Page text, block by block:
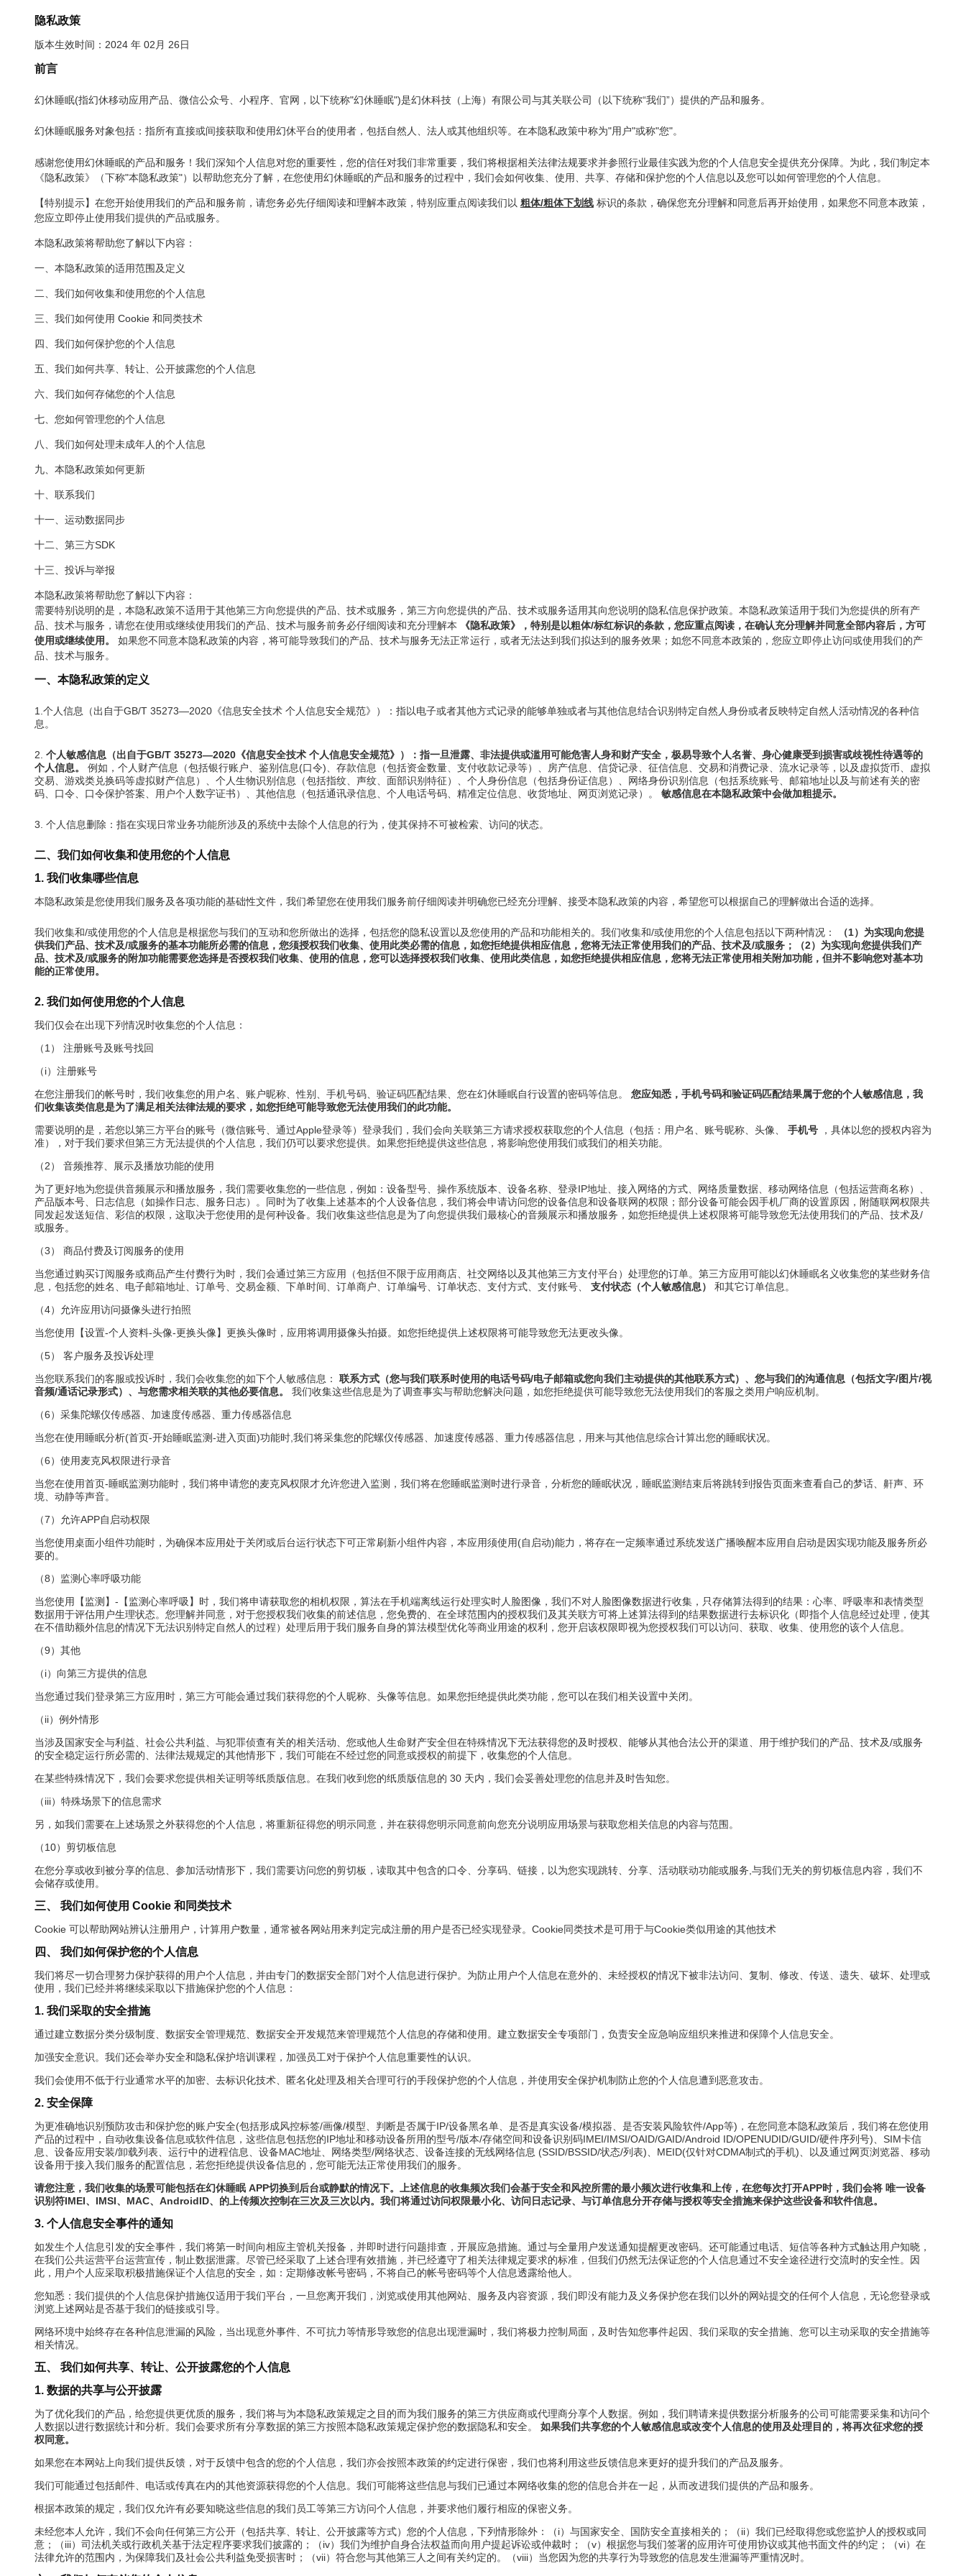
隐私政策
版本生效时间：2024 年 02月 26日
前言
幻休睡眠(指幻休移动应用产品、微信公众号、小程序、官网，以下统称"幻休睡眠")是幻休科技（上海）有限公司与其关联公司（以下统称“我们”）提供的产品和服务。
幻休睡眠服务对象包括：指所有直接或间接获取和使用幻休平台的使用者，包括自然人、法人或其他组织等。在本隐私政策中称为"用户"或称"您"。
感谢您使用幻休睡眠的产品和服务！我们深知个人信息对您的重要性，您的信任对我们非常重要，我们将根据相关法律法规要求并参照行业最佳实践为您的个人信息安全提供充分保障。为此，我们制定本
《隐私政策》（下称"本隐私政策"）以帮助您充分了解，在您使用幻休睡眠的产品和服务的过程中，我们会如何收集、使用、共享、存储和保护您的个人信息以及您可以如何管理您的个人信息。
【特别提示】在您开始使用我们的产品和服务前，请您务必先仔细阅读和理解本政策，特别应重点阅读我们以 粗体/粗体下划线标识的条款，确保您充分理解和同意后再开始使用，如果您不同意本政策，
您应立即停止使用我们提供的产品或服务。
本隐私政策将帮助您了解以下内容：
一、本隐私政策的适用范围及定义
二、我们如何收集和使用您的个人信息
三、我们如何使用 Cookie 和同类技术
四、我们如何保护您的个人信息
五、我们如何共享、转让、公开披露您的个人信息
六、我们如何存储您的个人信息
七、您如何管理您的个人信息
八、我们如何处理未成年人的个人信息
九、本隐私政策如何更新
十、联系我们
十一、运动数据同步
十二、第三方SDK
十三、投诉与举报
本隐私政策将帮助您了解以下内容：
需要特别说明的是，本隐私政策不适用于其他第三方向您提供的产品、技术或服务，第三方向您提供的产品、技术或服务适用其向您说明的隐私信息保护政策。本隐私政策适用于我们为您提供的所有产
品、技术与服务，请您在使用或继续使用我们的产品、技术与服务前务必仔细阅读和充分理解本
《隐私政策》，特别是以粗体/标红标识的条款，您应重点阅读，在确认充分理解并同意全部内容后，方可
使用或继续使用。 如果您不同意本隐私政策的内容，将可能导致我们的产品、技术与服务无法正常运行，或者无法达到我们拟达到的服务效果；如您不同意本政策的，您应立即停止访问或使用我们的产
品、技术与服务。
一、本隐私政策的定义
1.个人信息（出自于GB/T 35273—2020《信息安全技术 个人信息安全规范》）：指以电子或者其他方式记录的能够单独或者与其他信息结合识别特定自然人身份或者反映特定自然人活动情况的各种信
息。
2. 个人敏感信息（出自于GB/T 35273—2020《信息安全技术 个人信息安全规范》）：指一旦泄露、非法提供或滥用可能危害人身和财产安全，极易导致个人名誉、身心健康受到损害或歧视性待遇等的
个人信息。 例如，个人财产信息（包括银行账户、鉴别信息(口令)、存款信息（包括资金数量、支付收款记录等）、房产信息、信贷记录、征信信息、交易和消费记录、流水记录等，以及虚拟货币、虚拟
交易、游戏类兑换码等虚拟财产信息）、个人生物识别信息（包括指纹、声纹、面部识别特征）、个人身份信息（包括身份证信息）、网络身份识别信息（包括系统账号、邮箱地址以及与前述有关的密
码、口令、口令保护答案、用户个人数字证书）、其他信息（包括通讯录信息、个人电话号码、精准定位信息、收货地址、网页浏览记录）。 敏感信息在本隐私政策中会做加粗提示。
3. 个人信息删除：指在实现日常业务功能所涉及的系统中去除个人信息的行为，使其保持不可被检索、访问的状态。
二、我们如何收集和使用您的个人信息
1. 我们收集哪些信息
本隐私政策是您使用我们服务及各项功能的基础性文件，我们希望您在使用我们服务前仔细阅读并明确您已经充分理解、接受本隐私政策的内容，希望您可以根据自己的理解做出合适的选择。
我们收集和/或使用您的个人信息是根据您与我们的互动和您所做出的选择，包括您的隐私设置以及您使用的产品和功能相关的。我们收集和/或使用您的个人信息包括以下两种情况：
（1）为实现向您提
供我们产品、技术及/或服务的基本功能所必需的信息，您须授权我们收集、使用此类必需的信息，如您拒绝提供相应信息，您将无法正常使用我们的产品、技术及/或服务；（2）为实现向您提供我们产
品、技术及/或服务的附加功能需要您选择是否授权我们收集、使用的信息，您可以选择授权我们收集、使用此类信息，如您拒绝提供相应信息，您将无法正常使用相关附加功能，但并不影响您对基本功
能的正常使用。
2. 我们如何使用您的个人信息
我们仅会在出现下列情况时收集您的个人信息：
（1） 注册账号及账号找回
（i）注册账号
在您注册我们的帐号时，我们收集您的用户名、账户昵称、性别、手机号码、验证码匹配结果、您在幻休睡眠自行设置的密码等信息。 您应知悉，手机号码和验证码匹配结果属于您的个人敏感信息，我
们收集该类信息是为了满足相关法律法规的要求，如您拒绝可能导致您无法使用我们的此功能。
需要说明的是，若您以第三方平台的账号（微信账号、通过Apple登录等）登录我们，我们会向关联第三方请求授权获取您的个人信息（包括：用户名、账号昵称、头像、 手机号
，具体以您的授权内容为
准），对于我们要求但第三方无法提供的个人信息，我们仍可以要求您提供。如果您拒绝提供这些信息，将影响您使用我们或我们的相关功能。
（2） 音频推荐、展示及播放功能的使用
为了更好地为您提供音频展示和播放服务，我们需要收集您的一些信息，例如：设备型号、操作系统版本、设备名称、登录IP地址、接入网络的方式、网络质量数据、移动网络信息（包括运营商名称）、
产品版本号、日志信息（如操作日志、服务日志）。同时为了收集上述基本的个人设备信息，我们将会申请访问您的设备信息和设备联网的权限；部分设备可能会因手机厂商的设置原因，附随联网权限共
同发起发送短信、彩信的权限，这取决于您使用的是何种设备。我们收集这些信息是为了向您提供我们最核心的音频展示和播放服务，如您拒绝提供上述权限将可能导致您无法使用我们的产品、技术及/
或服务。
（3） 商品付费及订阅服务的使用
当您通过购买订阅服务或商品产生付费行为时，我们会通过第三方应用（包括但不限于应用商店、社交网络以及其他第三方支付平台）处理您的订单。第三方应用可能以幻休睡眠名义收集您的某些财务信
息，包括您的姓名、电子邮箱地址、订单号、交易金额、下单时间、订单商户、订单编号、订单状态、支付方式、支付账号、 支付状态（个人敏感信息） 和其它订单信息。
（4）允许应用访问摄像头进行拍照
当您使用【设置-个人资料-头像-更换头像】更换头像时，应用将调用摄像头拍摄。如您拒绝提供上述权限将可能导致您无法更改头像。
（5） 客户服务及投诉处理
当您联系我们的客服或投诉时，我们会收集您的如下个人敏感信息： 联系方式（您与我们联系时使用的电话号码/电子邮箱或您向我们主动提供的其他联系方式）、您与我们的沟通信息（包括文字/图片/视
音频/通话记录形式）、与您需求相关联的其他必要信息。 我们收集这些信息是为了调查事实与帮助您解决问题，如您拒绝提供可能导致您无法使用我们的客服之类用户响应机制。
（6）采集陀螺仪传感器、加速度传感器、重力传感器信息
当您在使用睡眠分析(首页-开始睡眠监测-进入页面)功能时,我们将采集您的陀螺仪传感器、加速度传感器、重力传感器信息，用来与其他信息综合计算出您的睡眠状况。
（6）使用麦克风权限进行录音
当您在使用首页-睡眠监测功能时，我们将申请您的麦克风权限才允许您进入监测，我们将在您睡眠监测时进行录音，分析您的睡眠状况，睡眠监测结束后将跳转到报告页面来查看自己的梦话、鼾声、环
境、动静等声音。
（7）允许APP自启动权限
当您使用桌面小组件功能时，为确保本应用处于关闭或后台运行状态下可正常刷新小组件内容，本应用须使用(自启动)能力，将存在一定频率通过系统发送广播唤醒本应用自启动是因实现功能及服务所必
要的。
（8）监测心率呼吸功能
当您使用【监测】-【监测心率呼吸】时，我们将申请获取您的相机权限，算法在手机端离线运行处理实时人脸图像，我们不对人脸图像数据进行收集，只存储算法得到的结果：心率、呼吸率和表情类型
数据用于评估用户生理状态。您理解并同意，对于您授权我们收集的前述信息，您免费的、在全球范围内的授权我们及其关联方可将上述算法得到的结果数据进行去标识化（即指个人信息经过处理，使其
在不借助额外信息的情况下无法识别特定自然人的过程）处理后用于我们服务自身的算法模型优化等商业用途的权利，您开启该权限即视为您授权我们可以访问、获取、收集、使用您的该个人信息。
（9）其他
（i）向第三方提供的信息
当您通过我们登录第三方应用时，第三方可能会通过我们获得您的个人昵称、头像等信息。如果您拒绝提供此类功能，您可以在我们相关设置中关闭。
（ii）例外情形
当涉及国家安全与利益、社会公共利益、与犯罪侦查有关的相关活动、您或他人生命财产安全但在特殊情况下无法获得您的及时授权、能够从其他合法公开的渠道、用于维护我们的产品、技术及/或服务
的安全稳定运行所必需的、法律法规规定的其他情形下，我们可能在不经过您的同意或授权的前提下，收集您的个人信息。
在某些特殊情况下，我们会要求您提供相关证明等纸质版信息。在我们收到您的纸质版信息的 30 天内，我们会妥善处理您的信息并及时告知您。
（iii）特殊场景下的信息需求
另，如我们需要在上述场景之外获得您的个人信息，将重新征得您的明示同意，并在获得您明示同意前向您充分说明应用场景与获取您相关信息的内容与范围。
（10）剪切板信息
在您分享或收到被分享的信息、参加活动情形下，我们需要访问您的剪切板，读取其中包含的口令、分享码、链接，以为您实现跳转、分享、活动联动功能或服务,与我们无关的剪切板信息内容，我们不
会储存或使用。
三、 我们如何使用 Cookie 和同类技术
Cookie 可以帮助网站辨认注册用户，计算用户数量，通常被各网站用来判定完成注册的用户是否已经实现登录。Cookie同类技术是可用于与Cookie类似用途的其他技术
四、 我们如何保护您的个人信息
我们将尽一切合理努力保护获得的用户个人信息，并由专门的数据安全部门对个人信息进行保护。为防止用户个人信息在意外的、未经授权的情况下被非法访问、复制、修改、传送、遗失、破坏、处理或
使用，我们已经并将继续采取以下措施保护您的个人信息：
1. 我们采取的安全措施
通过建立数据分类分级制度、数据安全管理规范、数据安全开发规范来管理规范个人信息的存储和使用。建立数据安全专项部门，负责安全应急响应组织来推进和保障个人信息安全。
加强安全意识。我们还会举办安全和隐私保护培训课程，加强员工对于保护个人信息重要性的认识。
我们会使用不低于行业通常水平的加密、去标识化技术、匿名化处理及相关合理可行的手段保护您的个人信息，并使用安全保护机制防止您的个人信息遭到恶意攻击。
2. 安全保障
为更准确地识别预防攻击和保护您的账户安全(包括形成风控标签/画像/模型、判断是否属于IP/设备黑名单、是否是真实设备/模拟器、是否安装风险软件/App等)，在您同意本隐私政策后，我们将在您使用
产品的过程中，自动收集设备信息或软件信息，这些信息包括您的IP地址和移动设备所用的型号/版本/存储空间和设备识别码IMEI/IMSI/OAID/GAID/Android ID/OPENUDID/GUID/硬件序列号)、SIM卡信
息、设备应用安装/卸载列表、运行中的进程信息、设备MAC地址、网络类型/网络状态、设备连接的无线网络信息 (SSID/BSSID/状态/列表)、MEID(仅针对CDMA制式的手机)、以及通过网页浏览器、移动
设备用于接入我们服务的配置信息，若您拒绝提供设备信息的，您可能无法正常使用我们的服务。
请您注意，我们收集的场景可能包括在幻休睡眠 APP切换到后台或静默的情况下。上述信息的收集频次我们会基于安全和风控所需的最小频次进行收集和上传，在您每次打开APP时，我们会将 唯一设备
识别符IMEI、IMSI、MAC、AndroidID、的上传频次控制在三次及三次以内。我们将通过访问权限最小化、访问日志记录、与订单信息分开存储与授权等安全措施来保护这些设备和软件信息。
3. 个人信息安全事件的通知
如发生个人信息引发的安全事件，我们将第一时间向相应主管机关报备，并即时进行问题排查，开展应急措施。通过与全量用户发送通知提醒更改密码。还可能通过电话、短信等各种方式触达用户知晓，
在我们公共运营平台运营宣传，制止数据泄露。尽管已经采取了上述合理有效措施，并已经遵守了相关法律规定要求的标准，但我们仍然无法保证您的个人信息通过不安全途径进行交流时的安全性。因
此，用户个人应采取积极措施保证个人信息的安全，如：定期修改帐号密码，不将自己的帐号密码等个人信息透露给他人。
您知悉：我们提供的个人信息保护措施仅适用于我们平台，一旦您离开我们，浏览或使用其他网站、服务及内容资源，我们即没有能力及义务保护您在我们以外的网站提交的任何个人信息，无论您登录或
浏览上述网站是否基于我们的链接或引导。
网络环境中始终存在各种信息泄漏的风险，当出现意外事件、不可抗力等情形导致您的信息出现泄漏时，我们将极力控制局面，及时告知您事件起因、我们采取的安全措施、您可以主动采取的安全措施等
相关情况。
五、 我们如何共享、转让、公开披露您的个人信息
1. 数据的共享与公开披露
为了优化我们的产品，给您提供更优质的服务，我们将与为本隐私政策规定之目的而为我们服务的第三方供应商或代理商分享个人数据。例如，我们聘请来提供数据分析服务的公司可能需要采集和访问个
人数据以进行数据统计和分析。我们会要求所有分享数据的第三方按照本隐私政策规定保护您的数据隐私和安全。 如果我们共享您的个人敏感信息或改变个人信息的使用及处理目的，将再次征求您的授
权同意。
如果您在本网站上向我们提供反馈，对于反馈中包含的您的个人信息，我们亦会按照本政策的约定进行保密，我们也将利用这些反馈信息来更好的提升我们的产品及服务。
我们可能通过包括邮件、电话或传真在内的其他资源获得您的个人信息。我们可能将这些信息与我们已通过本网络收集的您的信息合并在一起，从而改进我们提供的产品和服务。
根据本政策的规定，我们仅允许有必要知晓这些信息的我们员工等第三方访问个人信息，并要求他们履行相应的保密义务。
未经您本人允许，我们不会向任何第三方公开（包括共享、转让、公开披露等方式）您的个人信息，下列情形除外：（i）与国家安全、国防安全直接相关的；（ii）我们已经取得您或您监护人的授权或同
意；（iii）司法机关或行政机关基于法定程序要求我们披露的；（iv）我们为维护自身合法权益而向用户提起诉讼或仲裁时；（v）根据您与我们签署的应用许可使用协议或其他书面文件的约定；（vi）在
法律允许的范围内，为保障我们及社会公共利益免受损害时；（vii）符合您与其他第三人之间有关约定的。（viii）当您因为您的共享行为导致您的信息发生泄漏等严重情况时。